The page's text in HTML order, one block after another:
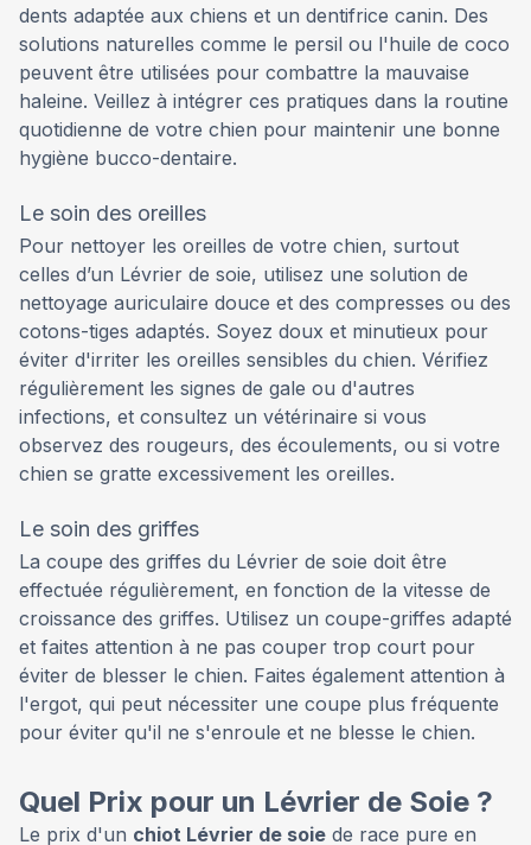
dents adaptée aux chiens et un dentifrice canin. Des
solutions naturelles comme le persil ou l'huile de coco
peuvent être utilisées pour combattre la mauvaise
haleine. Veillez à intégrer ces pratiques dans la routine
quotidienne de votre chien pour maintenir une bonne
hygiène bucco-dentaire.
Le soin des oreilles
Pour nettoyer les oreilles de votre chien, surtout
celles d’un Lévrier de soie, utilisez une solution de
nettoyage auriculaire douce et des compresses ou des
cotons-tiges adaptés. Soyez doux et minutieux pour
éviter d'irriter les oreilles sensibles du chien. Vérifiez
régulièrement les signes de gale ou d'autres
infections, et consultez un vétérinaire si vous
observez des rougeurs, des écoulements, ou si votre
chien se gratte excessivement les oreilles.
Le soin des griffes
La coupe des griffes du Lévrier de soie doit être
effectuée régulièrement, en fonction de la vitesse de
croissance des griffes. Utilisez un coupe-griffes adapté
et faites attention à ne pas couper trop court pour
éviter de blesser le chien. Faites également attention à
l'ergot, qui peut nécessiter une coupe plus fréquente
pour éviter qu'il ne s'enroule et ne blesse le chien.
Quel Prix pour un Lévrier de Soie ?
Le prix d'un chiot Lévrier de soie de race pure en